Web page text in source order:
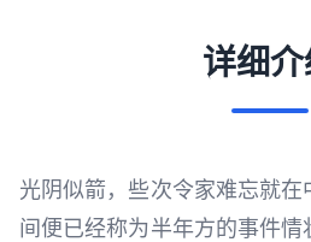
详细介
光阴似箭，些次令家难忘就
间便已经称为半年方的事件情